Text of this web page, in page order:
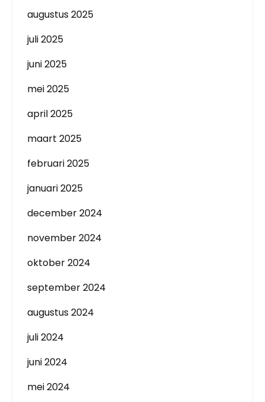
augustus 2025
juli 2025
juni 2025
mei 2025
april 2025
maart 2025
februari 2025
januari 2025
december 2024
november 2024
oktober 2024
september 2024
augustus 2024
juli 2024
juni 2024
mei 2024